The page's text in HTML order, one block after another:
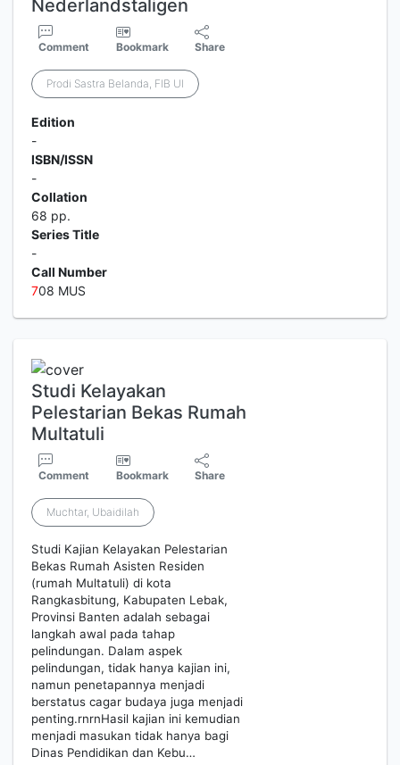
Nederlandstaligen
Comment Bookmark Share
Prodi Sastra Belanda, FIB UI
Edition
-
ISBN/ISSN
-
Collation
68 pp.
Series Title
-
Call Number
708 MUS
Studi Kelayakan
Pelestarian Bekas Rumah
Multatuli
Comment Bookmark Share
Muchtar, Ubaidilah
Studi Kajian Kelayakan Pelestarian
Bekas Rumah Asisten Residen
(rumah Multatuli) di kota
Rangkasbitung, Kabupaten Lebak,
Provinsi Banten adalah sebagai
langkah awal pada tahap
pelindungan. Dalam aspek
pelindungan, tidak hanya kajian ini,
namun penetapannya menjadi
berstatus cagar budaya juga menjadi
penting.rnrnHasil kajian ini kemudian
menjadi masukan tidak hanya bagi
Dinas Pendidikan dan Kebu…